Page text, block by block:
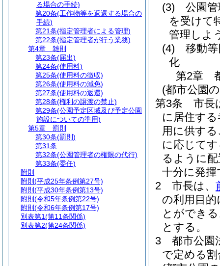
(3)
公園
を受けて
管理しよ
(4)
移動
化
第2章
(都市公園
第3条
市長
に居住す
用に供す
に応じて
るように
十分に発
2
市長は、
の利用目
とができ
とする。
3
都市公園
で定める
る場合の手続)
第20条(工作物等を返還する場合の
手続)
第21条(指定管理者による管理)
第22条(指定管理者が行う業務)
第4章
雑則
第23条(届出)
第24条(使用料)
第25条(使用料の徴収)
第26条(使用料の減免)
第27条(使用料の返還)
第28条(権利の譲渡の禁止)
第29条(公園予定区域及び予定公園
施設についての準用)
第5章
罰則
第30条(罰則)
第31条
第32条(公園管理者の権限の代行)
第33条(委任)
附則
附則 (平成25年条例第27号)
附則 (平成30年条例第13号)
附則 (令和5年条例第22号)
附則 (令和6年条例第17号)
別表第1(第11条関係)
別表第2(第24条関係)